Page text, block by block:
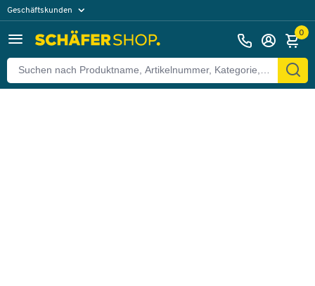
Geschäftskunden
0
Zurück